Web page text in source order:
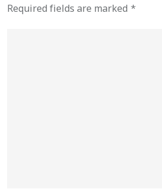
Required fields are marked *